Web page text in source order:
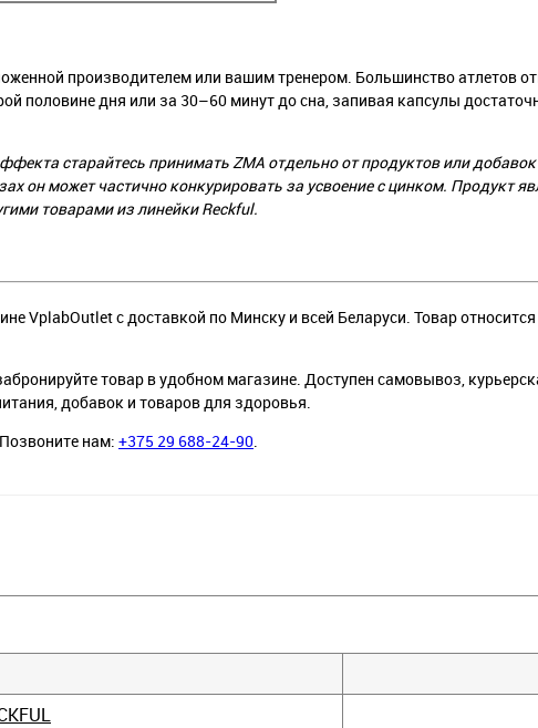
производителем или вашим тренером. Большинство атлетов
половине дня или за 30–60 минут до сна, запивая капсулы
старайтесь принимать ZMA отдельно от продуктов или
он может частично конкурировать за усвоение с цинком. Продукт
товарами из линейки Reckful.
VplabOutlet с доставкой по Минску и всей Беларуси. Товар
товар в удобном магазине. Доступен самовывоз,
добавок и товаров для здоровья.
нам: +375 29 688-24-90.